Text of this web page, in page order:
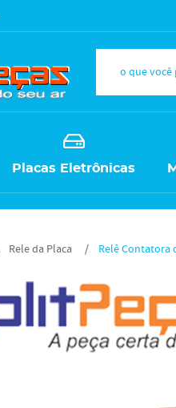
Placas Eletrônicas
Rele da Placa Relê Contatora